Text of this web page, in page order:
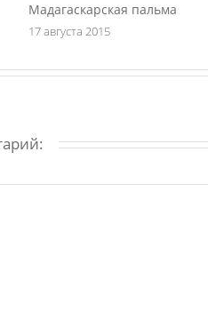
Мадагаскарская пальма
17 августа 2015